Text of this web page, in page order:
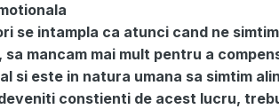
se intampla ca atunci cand ne
sa mancam mai mult pentru a
si este in natura umana sa simtim
constienti de acest lucru,